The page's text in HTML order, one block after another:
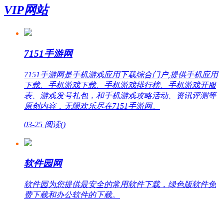
VIP网站
7151手游网
7151手游网是手机游戏应用下载综合门户,提供手机应用
下载、手机游戏下载、手机游戏排行榜、手机游戏开服
表、游戏发号礼包，和手机游戏攻略活动、资讯评测等
原创内容，无限欢乐尽在7151手游网。
03-25 阅读()
软件园网
软件园为您提供最安全的常用软件下载，绿色版软件免
费下载和办公软件的下载。